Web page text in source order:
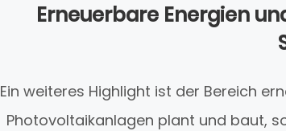
Erneuerbare Energien
Ein weiteres Highlight ist der Bereich
Photovoltaikanlagen plant und baut,